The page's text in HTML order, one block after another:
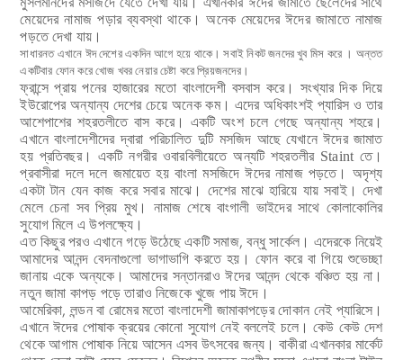
মেয়েদের নামাজ পড়ার ব্যবস্থাথাকে। অনেক মেয়েদের ঈদের জামাতে নামাজ
পড়তে দেখা যায়।
সাধারনত এখানে ঈদ দেশের একদিন আগে হয়ে থাকে। সবাই নিকট জনদের খুব মিস করে । অন্তত
একটিবার ফোন করে খোজ খবর নেয়ার চেষ্টা করে প্রিয়জনদের।
ফ্রান্সে প্রায় পনের হাজারের মতো বাংলাদেশী বসবাস করে। সংখ্যার দিক দিয়ে
ইউরোপের অন্যান্য দেশের চেয়ে অনেক কম। এদের অধিকাংশই প্যারিস ও তার
আশেপাশের শহরতলীতে বাস করে। একটি অংশ চলে গেছে অন্যান্য শহরে।
এখানে বাংলাদেশীদের দ্বারা পরিচালিত দুটি মসজিদ আছে যেখানে ঈদের জামাত
হয় প্রতিবছর। একটি নগরীর ওবারবিলীয়েতে অন্যটি শহরতলীর Staintতে।
প্রবাসীরা দলে দলে জমায়েত হয় বাংলা মসজিদে ঈদের নামাজ পড়তে। অদৃশ্য
একটা টান যেন কাজ করে সবার মাঝে। দেশের মাঝে হারিয়ে যায় সবাই। দেখা
মেলে চেনা সব প্রিয় মুখ। নামাজ শেষে বাংগালী ভাইদের সাথে কোলাকোলির
সুযোগ মিলে এ উপলক্ষ্যে।
এত কিছুর পরও এখানে গড়ে উঠেছে একটি সমাজ, বন্ধু সার্কেল। এদেরকে নিয়েই
আমাদের আনন্দ বেদনাগুলো ভাগাভাগি করতে হয়। ফোন করে বা গিয়ে শুভেচ্ছা
জানায় একে অন্যকে। আমাদের সন্তানরাও ঈদের আনন্দ থেকে বঞ্চিত হয় না।
নতুন জামা কাপড় পড়ে তারাও নিজেকে খুজে পায় ঈদে।
আমেরিকা, লন্ডন বা রোমের মতো বাংলাদেশী জামাকাপড়ের দোকান নেই প্যারিসে।
এখানেঈদের পোষাকক্রয়ের কোনো সুযোগ নেই বললেই চলে। কেউ কেউ দেশ
থেকে আগাম পোষাক নিয়ে আসেন এসব উৎসবের জন্য। বাকীরা এখানকার মার্কেট